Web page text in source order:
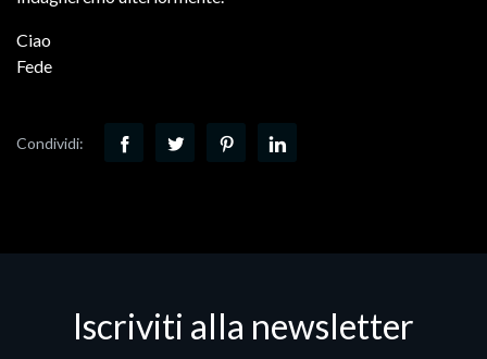
Ciao
Fede
Condividi:
Iscriviti alla newsletter